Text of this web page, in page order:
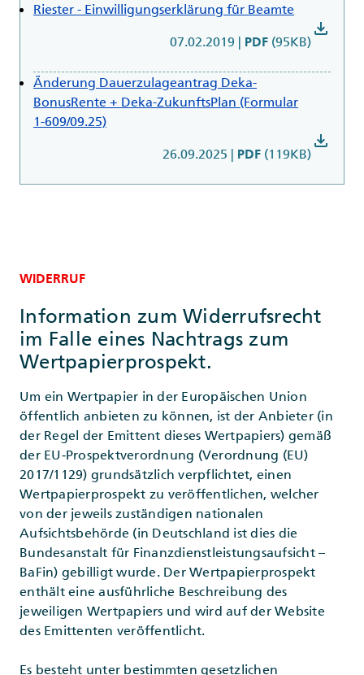
Riester - Einwilligungserklärung für Beamte
07.02.2019 | PDF (95KB)
download
Änderung Dauerzulageantrag Deka-
BonusRente + Deka-ZukunftsPlan (Formular
1-609/09.25)
26.09.2025 | PDF (119KB)
download
WIDERRUF
Information zum Widerrufsrecht
im Falle eines Nachtrags zum
Wertpapierprospekt.
Um ein Wertpapier in der Europäischen Union
öffentlich anbieten zu können, ist der Anbieter (in
der Regel der Emittent dieses Wertpapiers) gemäß
der EU‐Prospektverordnung (Verordnung (EU)
2017/1129) grundsätzlich verpflichtet, einen
Wertpapierprospekt zu veröffentlichen, welcher
von der jeweils zuständigen nationalen
Aufsichtsbehörde (in Deutschland ist dies die
Bundesanstalt für Finanzdienstleistungsaufsicht –
BaFin) gebilligt wurde. Der Wertpapierprospekt
enthält eine ausführliche Beschreibung des
jeweiligen Wertpapiers und wird auf der Website
des Emittenten veröffentlicht.
Es besteht unter bestimmten gesetzlichen